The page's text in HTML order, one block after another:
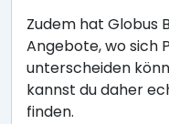
Zudem hat Globus
Angebote, wo sich
unterscheiden
kannst du daher
finden.